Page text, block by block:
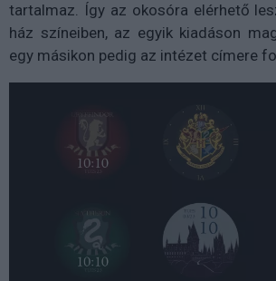
tartalmaz. Így az okosóra elérhető
ház színeiben, az egyik kiadáson
egy másikon pedig az intézet címere